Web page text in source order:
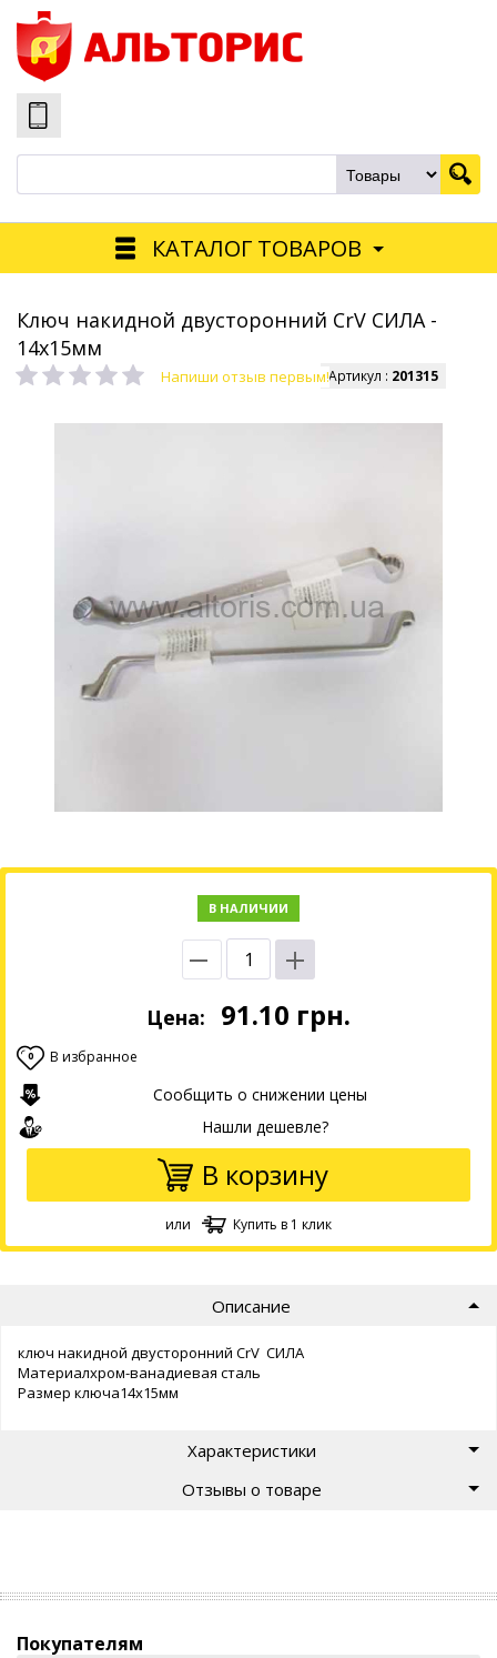
КАТАЛОГ ТОВАРОВ
Ключ накидной двусторонний CrV СИЛА -
14х15мм
Напиши отзыв первым!Артикул : 201315
В НАЛИЧИИ
Цена: 91.10 грн.
0 В избранное
Сообщить о снижении цены
Нашли дешевле?
В корзину
или Купить в 1 клик
Описание
ключ накидной двусторонний CrV СИЛА
Материалхром-ванадиевая сталь
Размер ключа14х15мм
Характеристики
Отзывы о товаре
Покупателям